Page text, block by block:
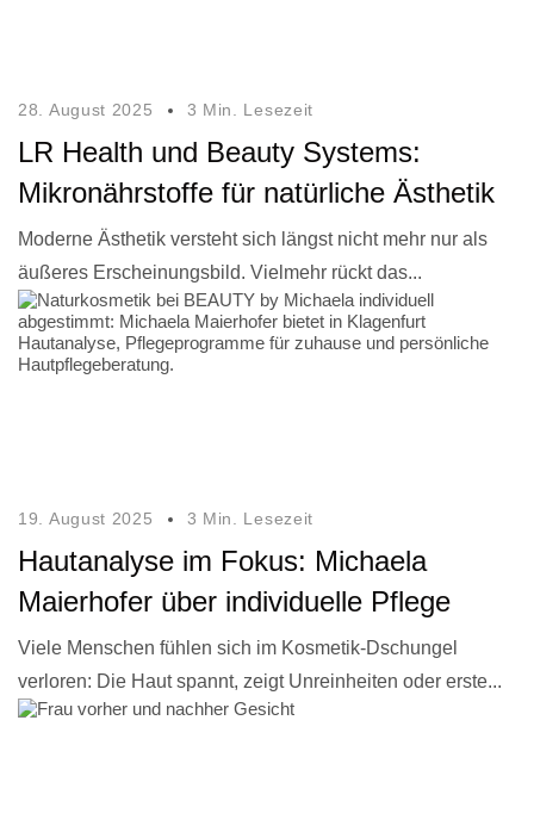
28. August 2025 3 Min. Lesezeit
LR Health und Beauty Systems:
Mikronährstoffe für natürliche Ästhetik
Moderne Ästhetik versteht sich längst nicht mehr nur als
äußeres Erscheinungsbild. Vielmehr rückt das...
19. August 2025 3 Min. Lesezeit
Hautanalyse im Fokus: Michaela
Maierhofer über individuelle Pflege
Viele Menschen fühlen sich im Kosmetik-Dschungel
verloren: Die Haut spannt, zeigt Unreinheiten oder erste...